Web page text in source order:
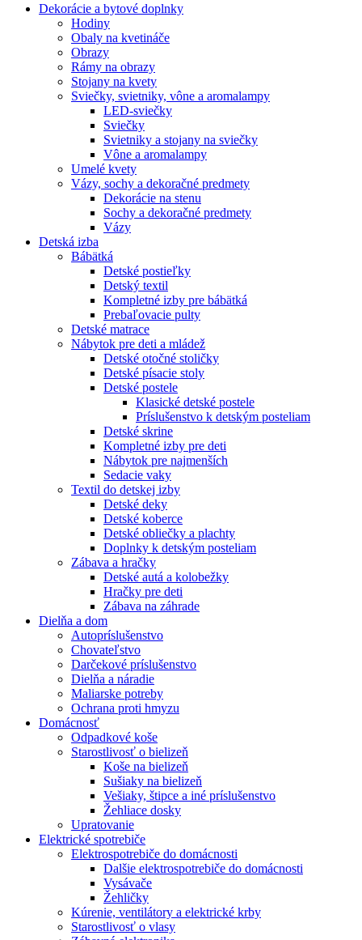
Dekorácie a bytové doplnky
Hodiny
Obaly na kvetináče
Obrazy
Rámy na obrazy
Stojany na kvety
Sviečky, svietniky, vône a aromalampy
LED-sviečky
Sviečky
Svietniky a stojany na sviečky
Vône a aromalampy
Umelé kvety
Vázy, sochy a dekoračné predmety
Dekorácie na stenu
Sochy a dekoračné predmety
Vázy
Detská izba
Bábätká
Detské postieľky
Detský textil
Kompletné izby pre bábätká
Prebaľovacie pulty
Detské matrace
Nábytok pre deti a mládež
Detské otočné stoličky
Detské písacie stoly
Detské postele
Klasické detské postele
Príslušenstvo k detským posteliam
Detské skrine
Kompletné izby pre deti
Nábytok pre najmenších
Sedacie vaky
Textil do detskej izby
Detské deky
Detské koberce
Detské obliečky a plachty
Doplnky k detským posteliam
Zábava a hračky
Detské autá a kolobežky
Hračky pre deti
Zábava na záhrade
Dielňa a dom
Autopríslušenstvo
Chovateľstvo
Darčekové príslušenstvo
Dielňa a náradie
Maliarske potreby
Ochrana proti hmyzu
Domácnosť
Odpadkové koše
Starostlivosť o bielizeň
Koše na bielizeň
Sušiaky na bielizeň
Vešiaky, štipce a iné príslušenstvo
Žehliace dosky
Upratovanie
Elektrické spotrebiče
Elektrospotrebiče do domácnosti
Dalšie elektrospotrebiče do domácnosti
Vysávače
Žehličky
Kúrenie, ventilátory a elektrické krby
Starostlivosť o vlasy